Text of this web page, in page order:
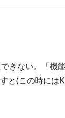
きない。「機
と(この時には